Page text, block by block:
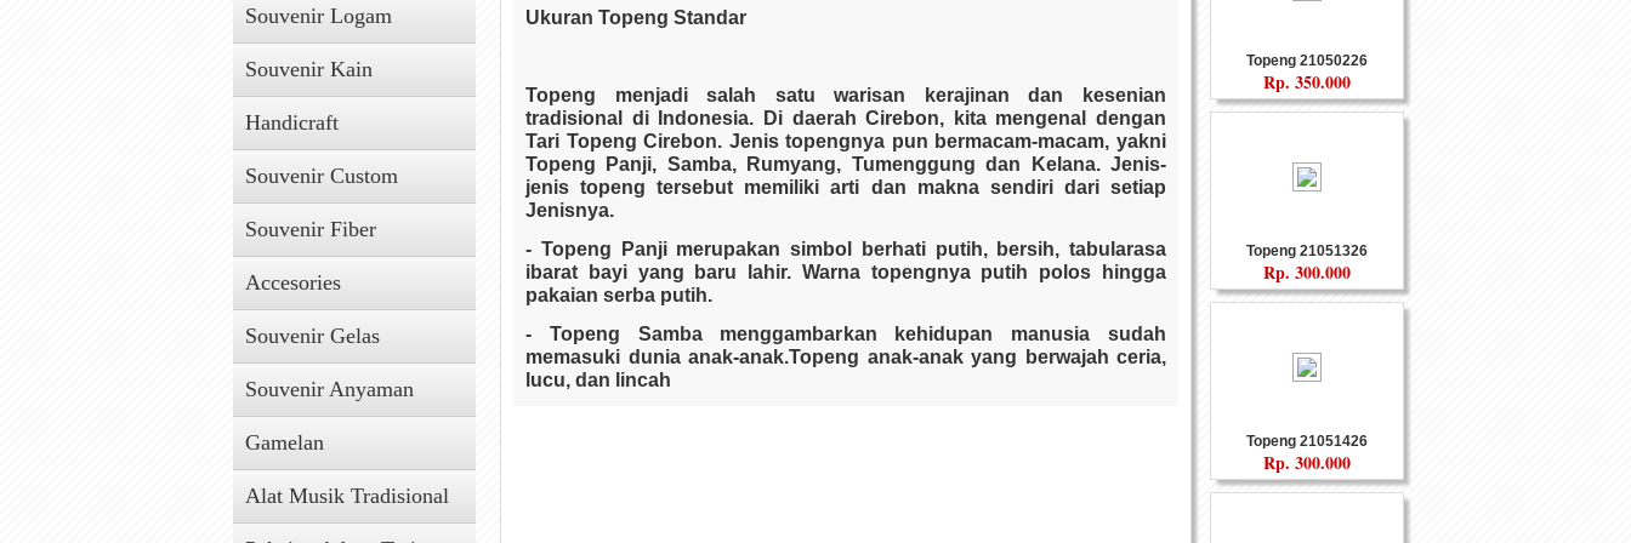
Souvenir Logam
Souvenir Kain
Handicraft
Souvenir Custom
Souvenir Fiber
Accesories
Souvenir Gelas
Souvenir Anyaman
Gamelan
Alat Musik Tradisional
Souvenir Kain Handicraft Souvenir Custom
Gamelan
Ukuran Topeng Standar
Topeng menjadi salah satu warisan kerajinan dan kesenian
tradisional di Indonesia. Di daerah Cirebon, kita mengenal dengan
Tari Topeng Cirebon. Jenis topengnya pun bermacam-macam, yakni
Topeng Panji, Samba, Rumyang, Tumenggung dan Kelana. Jenis-
jenis topeng tersebut memiliki arti dan makna sendiri dari setiap
Jenisnya.
- Topeng Panji merupakan simbol berhati putih, bersih, tabularasa
ibarat bayi yang baru lahir. Warna topengnya putih polos hingga
pakaian serba putih.
- Topeng Samba menggambarkan kehidupan manusia sudah
memasuki dunia anak-anak.Topeng anak-anak yang berwajah ceria,
lucu, dan lincah
Topeng 21050226
Rp. 350.000
Topeng 21051326
Rp. 300.000
Topeng 21051426
Rp. 300.000